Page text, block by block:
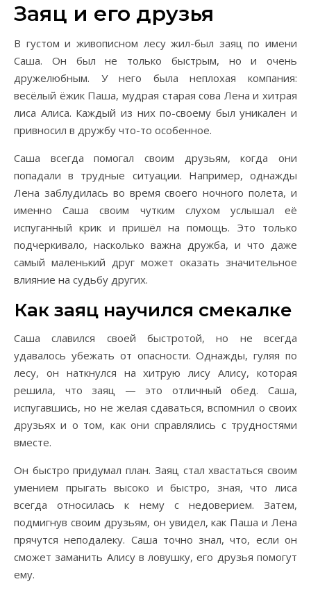
Заяц и его друзья
В густом и живописном лесу жил-был заяц по имени
Саша. Он был не только быстрым, но и очень
дружелюбным. У него была неплохая компания:
весёлый ёжик Паша, мудрая старая сова Лена и хитрая
лиса Алиса. Каждый из них по-своему был уникален и
привносил в дружбу что-то особенное.
Саша всегда помогал своим друзьям, когда они
попадали в трудные ситуации. Например, однажды
Лена заблудилась во время своего ночного полета, и
именно Саша своим чутким слухом услышал её
испуганный крик и пришёл на помощь. Это только
подчеркивало, насколько важна дружба, и что даже
самый маленький друг может оказать значительное
влияние на судьбу других.
Как заяц научился смекалке
Саша славился своей быстротой, но не всегда
удавалось убежать от опасности. Однажды, гуляя по
лесу, он наткнулся на хитрую лису Алису, которая
решила, что заяц — это отличный обед. Саша,
испугавшись, но не желая сдаваться, вспомнил о своих
друзьях и о том, как они справлялись с трудностями
вместе.
Он быстро придумал план. Заяц стал хвастаться своим
умением прыгать высоко и быстро, зная, что лиса
всегда относилась к нему с недоверием. Затем,
подмигнув своим друзьям, он увидел, как Паша и Лена
прячутся неподалеку. Саша точно знал, что, если он
сможет заманить Алису в ловушку, его друзья помогут
ему.